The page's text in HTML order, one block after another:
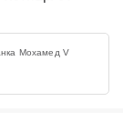
Мохамед V